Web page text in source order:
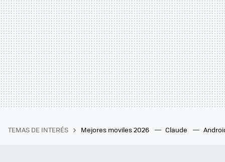
TEMAS DE INTERÉS Mejores moviles 2026 Claude